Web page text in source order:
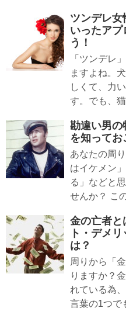
ツンデレ女
いったアプ
う！
「ツンデレ
ますよね。
しくて、力
す。でも、
勘違い男の
を知ってお
あなたの周
はイケメン
る」などと
せんか？ こ
金の亡者と
ト・デメ
は？
周りから「
りますか？
れている為
言葉の1つで